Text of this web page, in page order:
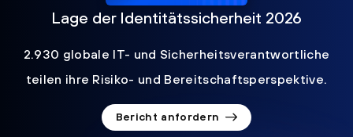
Lage der Identitätssicherheit 2026
2.930 globale IT- und Sicherheitsverantwortliche
teilen ihre Risiko- und Bereitschaftsperspektive.
Bericht anfordern